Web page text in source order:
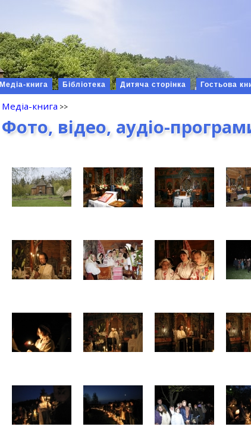
Медіа-книга Бібліотека Дитяча сторінка Гостьова
Медіа-книга
Фото, відео, аудіо-